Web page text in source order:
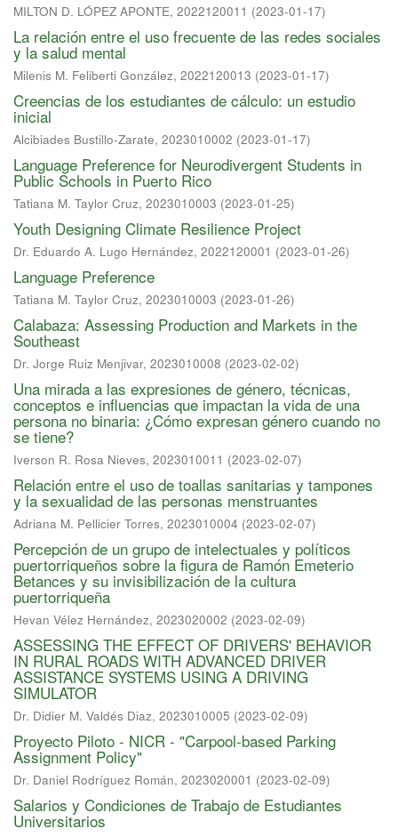
MILTON D. LÓPEZ APONTE, 2022120011 (2023-01-17)
La relación entre el uso frecuente de las redes sociales
y la salud mental
Milenis M. Feliberti González, 2022120013 (2023-01-17)
Creencias de los estudiantes de cálculo: un estudio
inicial
Alcibiades Bustillo-Zarate, 2023010002 (2023-01-17)
Language Preference for Neurodivergent Students in
Public Schools in Puerto Rico
Tatiana M. Taylor Cruz, 2023010003 (2023-01-25)
Youth Designing Climate Resilience Project
Dr. Eduardo A. Lugo Hernández, 2022120001 (2023-01-26)
Language Preference
Tatiana M. Taylor Cruz, 2023010003 (2023-01-26)
Calabaza: Assessing Production and Markets in the
Southeast
Dr. Jorge Ruiz Menjivar, 2023010008 (2023-02-02)
Una mirada a las expresiones de género, técnicas,
conceptos e influencias que impactan la vida de una
persona no binaria: ¿Cómo expresan género cuando no
se tiene?
Iverson R. Rosa Nieves, 2023010011 (2023-02-07)
Relación entre el uso de toallas sanitarias y tampones
y la sexualidad de las personas menstruantes
Adriana M. Pellicier Torres, 2023010004 (2023-02-07)
Percepción de un grupo de intelectuales y políticos
puertorriqueños sobre la figura de Ramón Emeterio
Betances y su invisibilización de la cultura
puertorriqueña
Hevan Vélez Hernández, 2023020002 (2023-02-09)
ASSESSING THE EFFECT OF DRIVERS' BEHAVIOR
IN RURAL ROADS WITH ADVANCED DRIVER
ASSISTANCE SYSTEMS USING A DRIVING
SIMULATOR
Dr. Didier M. Valdés Diaz, 2023010005 (2023-02-09)
Proyecto Piloto - NICR - "Carpool-based Parking
Assignment Policy"
Dr. Daniel Rodríguez Román, 2023020001 (2023-02-09)
Salarios y Condiciones de Trabajo de Estudiantes
Universitarios